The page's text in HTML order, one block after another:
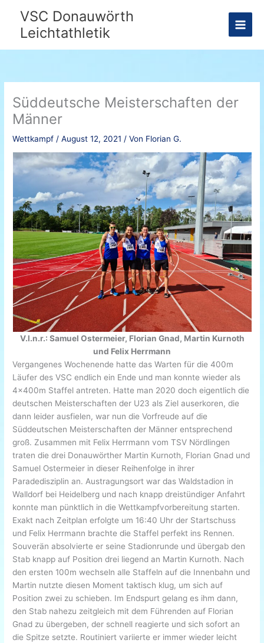
springen
VSC Donauwörth
Leichtathletik
Süddeutsche Meisterschaften der
Männer
Wettkampf /August 12, 2021 / Von Florian G.
V.l.n.r.: Samuel Ostermeier, Florian Gnad, Martin Kurnoth
und Felix Herrmann
Vergangenes Wochenende hatte das Warten für die 400m
Läufer des VSC endlich ein Ende und man konnte wieder als
4x400m Staffel antreten. Hatte man 2020 doch eigentlich die
deutschen Meisterschaften der U23 als Ziel auserkoren, die
dann leider ausfielen, war nun die Vorfreude auf die
Süddeutschen Meisterschaften der Männer entsprechend
groß. Zusammen mit Felix Herrmann vom TSV Nördlingen
traten die drei Donauwörther Martin Kurnoth, Florian Gnad und
Samuel Ostermeier in dieser Reihenfolge in ihrer
Paradedisziplin an. Austragungsort war das Waldstadion in
Walldorf bei Heidelberg und nach knapp dreistündiger Anfahrt
konnte man pünktlich in die Wettkampfvorbereitung starten.
Exakt nach Zeitplan erfolgte um 16:40 Uhr der Startschuss
und Felix Herrmann brachte die Staffel perfekt ins Rennen.
Souverän absolvierte er seine Stadionrunde und übergab den
Stab knapp auf Position drei liegend an Martin Kurnoth. Nach
den ersten 100m wechseln alle Staffeln auf die Innenbahn und
Martin nutzte diesen Moment taktisch klug, um sich auf
Position zwei zu schieben. Im Endspurt gelang es ihm dann,
den Stab nahezu zeitgleich mit dem Führenden auf Florian
Gnad zu übergeben, der schnell reagierte und sich sofort an
die Spitze setzte. Routiniert variierte er immer wieder leicht